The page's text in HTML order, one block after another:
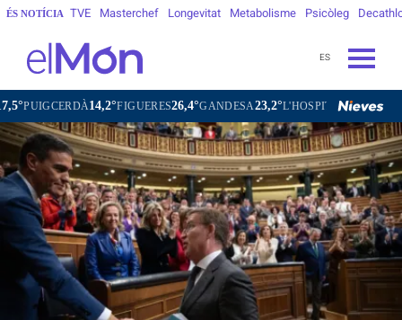
ÉS NOTÍCIA TVE Masterchef Longevitat Metabolisme Psicòleg
ES
14,2°FIGUERES26,4°GANDESA23,2°L'HOSPITALET DE LLOBREGAT